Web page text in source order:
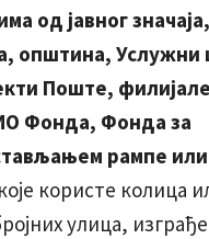
од јавног
општина, Услужни
Поште, филијале
Фонда, Фонда за
рампе
користе колица
улица,